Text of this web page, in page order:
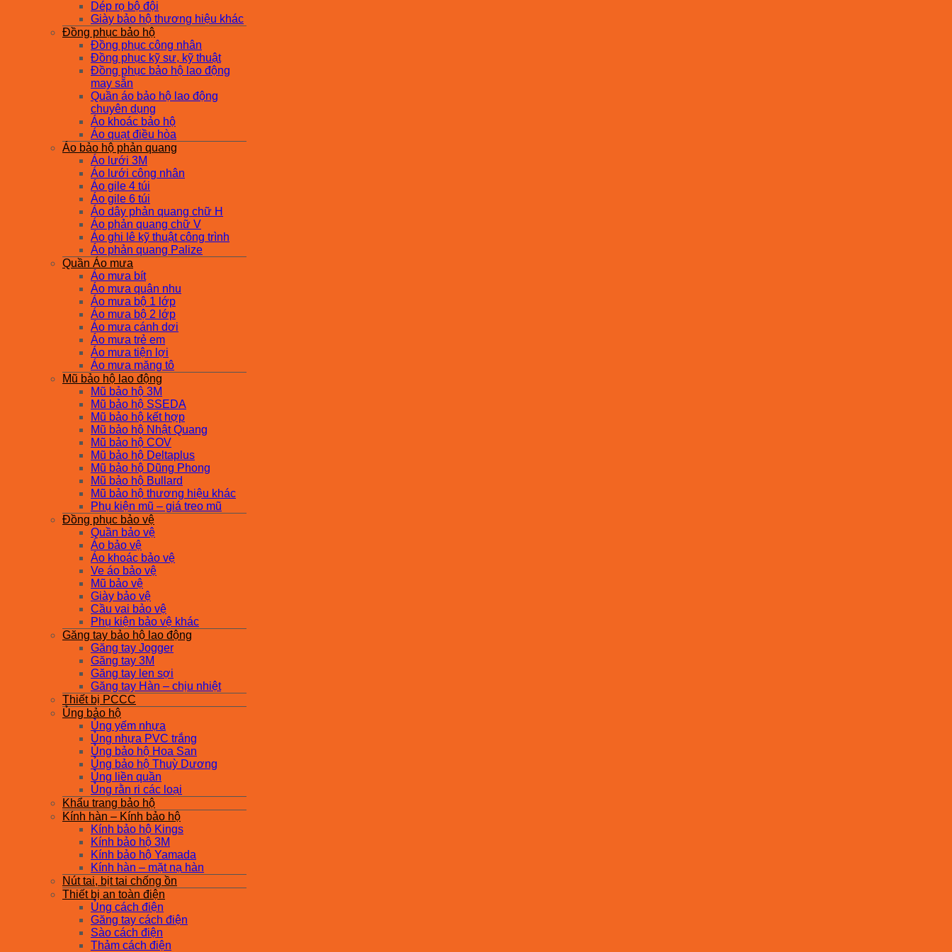
Dép rọ bộ đội
Giày bảo hộ thương hiệu khác
Đồng phục bảo hộ
Đồng phục công nhân
Đồng phục kỹ sư, kỹ thuật
Đồng phục bảo hộ lao động
may sẵn
Quần áo bảo hộ lao động
chuyên dụng
Áo khoác bảo hộ
Áo quạt điều hòa
Áo bảo hộ phản quang
Áo lưới 3M
Áo lưới công nhân
Áo gile 4 túi
Áo gile 6 túi
Áo dây phản quang chữ H
Áo phản quang chữ V
Áo ghi lê kỹ thuật công trình
Áo phản quang Palize
Quần Áo mưa
Áo mưa bít
Áo mưa quân nhu
Áo mưa bộ 1 lớp
Áo mưa bộ 2 lớp
Áo mưa cánh dơi
Áo mưa trẻ em
Áo mưa tiện lợi
Áo mưa măng tô
Mũ bảo hộ lao động
Mũ bảo hộ 3M
Mũ bảo hộ SSEDA
Mũ bảo hộ kết hợp
Mũ bảo hộ Nhật Quang
Mũ bảo hộ COV
Mũ bảo hộ Deltaplus
Mũ bảo hộ Dũng Phong
Mũ bảo hộ Bullard
Mũ bảo hộ thương hiệu khác
Phụ kiện mũ – giá treo mũ
Đồng phục bảo vệ
Quần bảo vệ
Áo bảo vệ
Áo khoác bảo vệ
Ve áo bảo vệ
Mũ bảo vệ
Giày bảo vệ
Cầu vai bảo vệ
Phụ kiện bảo vệ khác
Găng tay bảo hộ lao động
Găng tay Jogger
Găng tay 3M
Găng tay len sợi
Găng tay Hàn – chịu nhiệt
Thiết bị PCCC
Ủng bảo hộ
Ủng yếm nhựa
Ủng nhựa PVC trắng
Ủng bảo hộ Hoa San
Ủng bảo hộ Thuỳ Dương
Ủng liền quần
Ủng rằn ri các loại
Khẩu trang bảo hộ
Kính hàn – Kính bảo hộ
Kính bảo hộ Kings
Kính bảo hộ 3M
Kính bảo hộ Yamada
Kính hàn – mặt nạ hàn
Nút tai, bịt tai chống ồn
Thiết bị an toàn điện
Ủng cách điện
Găng tay cách điện
Sào cách điện
Thảm cách điện